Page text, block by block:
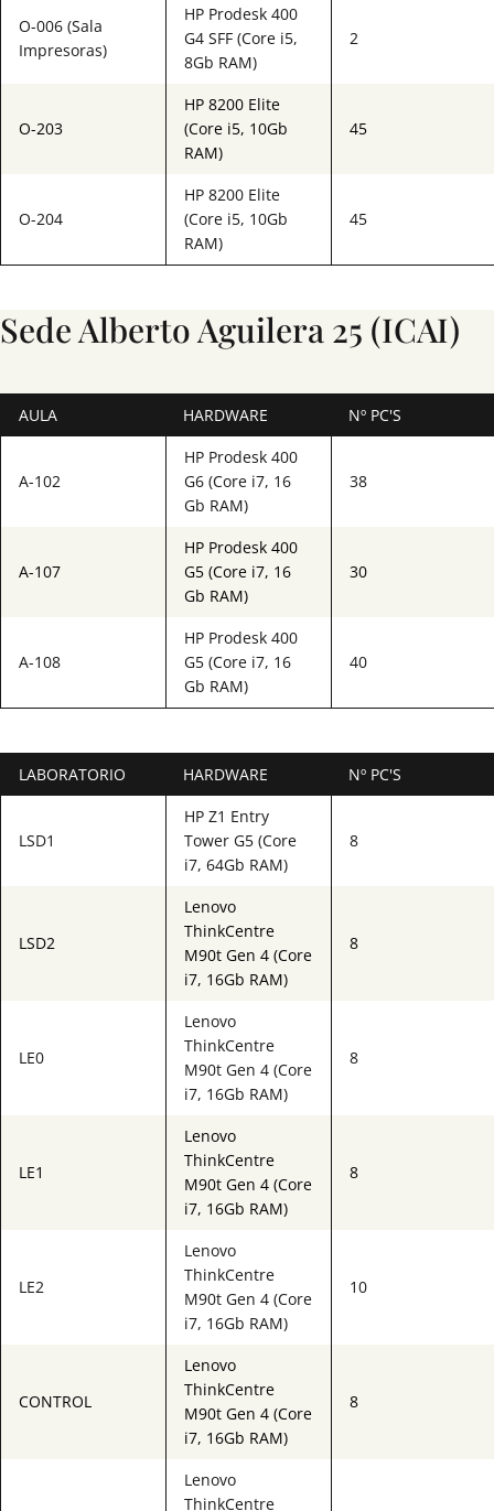
O-006 (Sala
Impresoras)
HP Prodesk 400
G4 SFF (Core i5,
8Gb RAM)
2
O-203
HP 8200 Elite
(Core i5, 10Gb
RAM)
45
O-204
HP 8200 Elite
(Core i5, 10Gb
RAM)
45
Sede Alberto Aguilera 25 (ICAI)
AULA HARDWARE Nº PC'S
A-102
HP Prodesk 400
G6 (Core i7, 16
Gb RAM)
38
A-107
HP Prodesk 400
G5 (Core i7, 16
Gb RAM)
30
A-108
HP Prodesk 400
G5 (Core i7, 16
Gb RAM)
40
LABORATORIO HARDWARE Nº PC'S
LSD1
HP Z1 Entry
Tower G5 (Core
i7, 64Gb RAM)
8
LSD2
Lenovo
ThinkCentre
M90t Gen 4 (Core
i7, 16Gb RAM)
8
LE0
Lenovo
ThinkCentre
M90t Gen 4 (Core
i7, 16Gb RAM)
8
LE1
Lenovo
ThinkCentre
M90t Gen 4 (Core
i7, 16Gb RAM)
8
LE2
Lenovo
ThinkCentre
M90t Gen 4 (Core
i7, 16Gb RAM)
10
CONTROL
Lenovo
ThinkCentre
M90t Gen 4 (Core
i7, 16Gb RAM)
8
Lenovo
ThinkCentre